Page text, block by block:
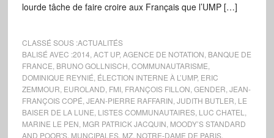
lourde tâche de faire croire aux Français que l’UMP […]
CLASSÉ SOUS :ACTUALITÉS
BALISÉ AVEC :2014 ACT UP, AGENCE DE NOTATION BANQUE DE
FRANCE BRUNO GOLLNISCH COMMUNAUTARISME
DOMINIQUE REYNIÉ ÉLECTION INTERNE À L’UMP, ERIC
ZEMMOUR EUROLAND FMI, FRANÇOIS FILLON GENDER JEAN-
FRANÇOIS COPÉ JEAN-PIERRE RAFFARIN JUDITH BUTLER LE
BAISER DE LA LUNE LISTES COMMUNAUTAIRES, LUC CHATEL
MARINE LE PEN MGR PATRICK JACQUIN MOODY’S STANDARD
AND POOR'S, MUNCIPALES, MZ, NOTRE-DAME DE PARIS,